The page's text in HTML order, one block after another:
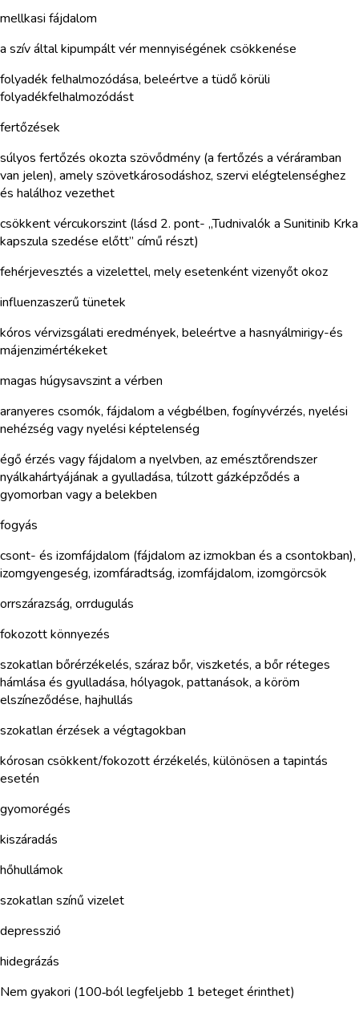
mellkasi fájdalom
a szív által kipumpált vér mennyiségének csökkenése
folyadék felhalmozódása, beleértve a tüdő körüli
folyadékfelhalmozódást
fertőzések
súlyos fertőzés okozta szövődmény (a fertőzés a véráramban
van jelen), amely szövetkárosodáshoz, szervi elégtelenséghez
és halálhoz vezethet
csökkent vércukorszint (lásd 2. pont- „Tudnivalók a Sunitinib Krka
kapszula szedése előtt” című részt)
fehérjevesztés a vizelettel, mely esetenként vizenyőt okoz
influenzaszerű tünetek
kóros vérvizsgálati eredmények, beleértve a hasnyálmirigy-és
májenzimértékeket
magas húgysavszint a vérben
aranyeres csomók, fájdalom a végbélben, fogínyvérzés, nyelési
nehézség vagy nyelési képtelenség
égő érzés vagy fájdalom a nyelvben, az emésztőrendszer
nyálkahártyájának a gyulladása, túlzott gázképződés a
gyomorban vagy a belekben
fogyás
csont- és izomfájdalom (fájdalom az izmokban és a csontokban),
izomgyengeség, izomfáradtság, izomfájdalom, izomgörcsök
orrszárazság, orrdugulás
fokozott könnyezés
szokatlan bőrérzékelés, száraz bőr, viszketés, a bőr réteges
hámlása és gyulladása, hólyagok, pattanások, a köröm
elszíneződése, hajhullás
szokatlan érzések a végtagokban
kórosan csökkent/fokozott érzékelés, különösen a tapintás
esetén
gyomorégés
kiszáradás
hőhullámok
szokatlan színű vizelet
depresszió
hidegrázás
Nem gyakori (100‑ból legfeljebb 1 beteget érinthet)